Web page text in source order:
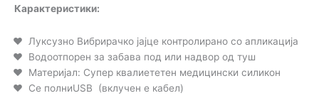
Карактеристики:
Луксузно Вибрирачко јајце контролирано со апликација
Водоотпорен за забава под или надвор од туш
Материјал: Супер квалиететен медицински силикон
Се полниUSB (вклучен е кабел)